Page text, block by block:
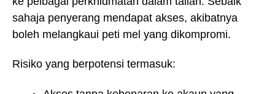
sahaja penyerang mendapat akses, akibatnya
boleh melangkaui peti mel yang dikompromi.
Risiko yang berpotensi termasuk: